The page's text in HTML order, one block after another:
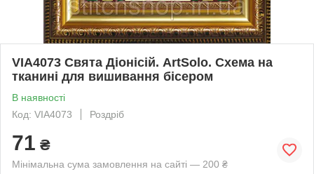
VIA4073 Свята Діонісій. ArtSolo. Схема на
тканині для вишивання бісером
В наявності
Код: VIA4073
Роздріб
71 ₴
Мінімальна сума замовлення на сайті — 200 ₴